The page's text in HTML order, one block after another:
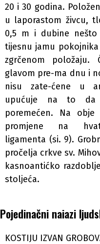
20 i 30 godina.
u laporastom živcu,
0,5 m i dubine
tijesnu jamu
zgrčenom
glavom pre-ma dnu i
nisu zate-ćene u
upućuje na to da
poremećen. Na
promjene na
ligamenta (si. 9).
pročelja crkve sv.
kasnoantićko
stoljeća.
Pojedinačni naiazi
KOSTIJU IZVAN